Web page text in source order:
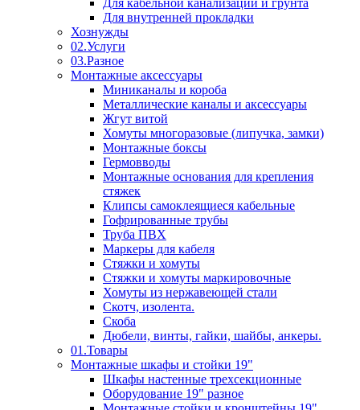
Для кабельной канализации и грунта
Для внутренней прокладки
Хознужды
02.Услуги
03.Разное
Монтажные аксессуары
Миниканалы и короба
Металлические каналы и аксессуары
Жгут витой
Хомуты многоразовые (липучка, замки)
Монтажные боксы
Гермовводы
Монтажные основания для крепления
стяжек
Клипсы самоклеящиеся кабельные
Гофрированные трубы
Труба ПВХ
Маркеры для кабеля
Стяжки и хомуты
Стяжки и хомуты маркировочные
Хомуты из нержавеющей стали
Скотч, изолента.
Скоба
Дюбели, винты, гайки, шайбы, анкеры.
01.Товары
Монтажные шкафы и стойки 19"
Шкафы настенные трехсекционные
Оборудование 19" разное